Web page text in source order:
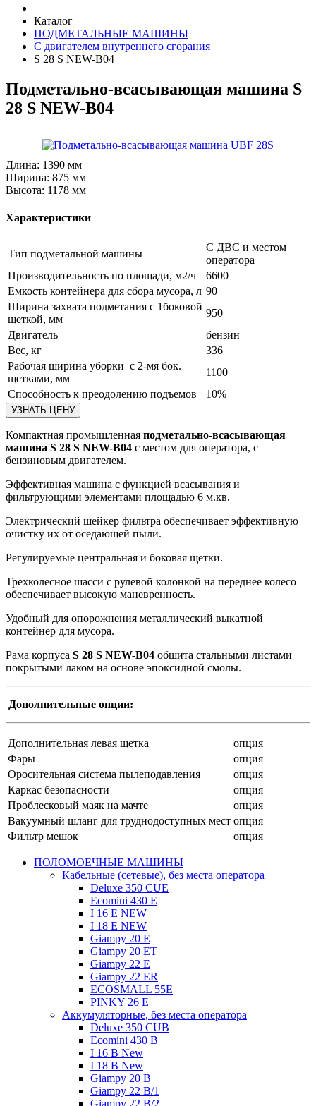
Каталог
ПОДМЕТАЛЬНЫЕ МАШИНЫ
C двигателем внутреннего сгорания
S 28 S NEW-B04
Подметально-всасывающая машина S
28 S NEW-B04
Длина: 1390 мм
Ширина: 875 мм
Высота: 1178 мм
Характеристики
Тип подметальной машины
C ДВС и местом
оператора
Производительность по площади, м2/ч
6600
Емкость контейнера для сбора мусора, л 90
Ширина захвата подметания с 1боковой
щеткой, мм
950
Двигатель
бензин
Вес, кг
336
Рабочая ширина уборки с 2-мя бок.
щетками, мм
1100
Способность к преодолению подъемов
10%
Компактная промышленная подметально-всасывающая
машина S 28 S NEW-B04 с местом для оператора, с
бензиновым двигателем.
Эффективная машина с функцией всасывания и
фильтрующими элементами площадью 6 м.кв.
Электрический шейкер фильтра обеспечивает эффективную
очистку их от оседающей пыли.
Регулируемые центральная и боковая щетки.
Трехколесное шасси с рулевой колонкой на переднее колесо
обеспечивает высокую маневренность.
Удобный для опорожнения металлический выкатной
контейнер для мусора.
Рама корпуса S 28 S NEW-B04 обшита стальными листами
покрытыми лаком на основе эпоксидной смолы.
Дополнительные опции:
Дополнительная левая щетка
опция
Фары
опция
Оросительная система пылеподавления
опция
Каркас безопасности
опция
Проблесковый маяк на мачте
опция
Вакуумный шланг для труднодоступных мест опция
Фильтр мешок
опция
ПОЛОМОЕЧНЫЕ МАШИНЫ
Кабельные (сетевые), без места оператора
Deluxe 350 CUE
Ecomini 430 Е
I 16 E NEW
I 18 E NEW
Giampy 20 E
Giampy 20 EТ
Giampy 22 E
Giampy 22 ER
ECOSMALL 55E
PINKY 26 E
Аккумуляторные, без места оператора
Deluxe 350 CUB
Ecomini 430 B
I 16 B New
I 18 B New
Giampy 20 B
Giampy 22 B/1